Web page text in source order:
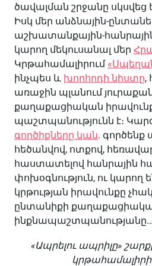
ծավալման շրջանը սկսվեց
Իսկ մեր անձնային-
աշխատանքային-հանրային
կարող մեկուսանալ մեր
Կրթահամալիրում
ինչպես և խորհրդի նիստը,
առաջին պլանում
քաղաքացիական
պաշտպանությունն է։
գործիքները կան. գործենք
հեծանվով, ոտքով,
հաստատելով հանրային
փոխօգնություն, ու կարող
կրթության իրավունքը
ընտանիքի
ինքնապաշտպանությանը…
«Ապրելու ապրիլը»